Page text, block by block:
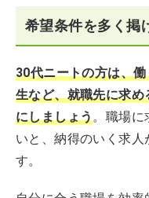
希望条件を多く掲
30代ニートの方は、
生など、就職先に求め
にしましょう 。職場に
いと、納得のいく求人
す。